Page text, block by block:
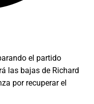
el partido
las bajas de Richard
por recuperar el